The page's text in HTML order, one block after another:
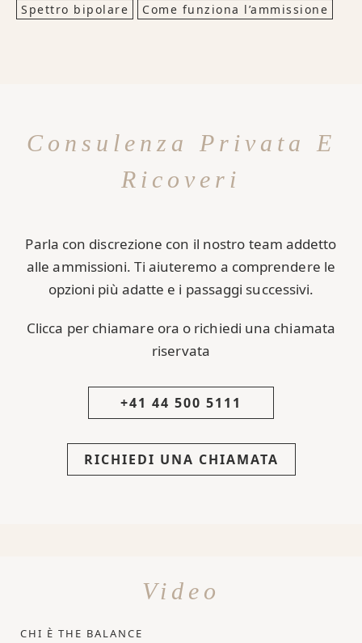
Spettro bipolare
Come funziona l’ammissione
Consulenza Privata E
Ricoveri
Parla con discrezione con il nostro team addetto
alle ammissioni. Ti aiuteremo a comprendere le
opzioni più adatte e i passaggi successivi.
Clicca per chiamare ora o richiedi una chiamata
riservata
+41 44 500 5111
RICHIEDI UNA CHIAMATA
Video
CHI È THE BALANCE